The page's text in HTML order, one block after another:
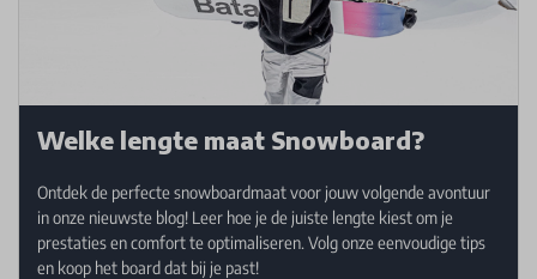
Welke lengte maat Snowboard?
Ontdek de perfecte snowboardmaat voor jouw volgende avontuur
in onze nieuwste blog! Leer hoe je de juiste lengte kiest om je
prestaties en comfort te optimaliseren. Volg onze eenvoudige tips
en koop het board dat bij je past!